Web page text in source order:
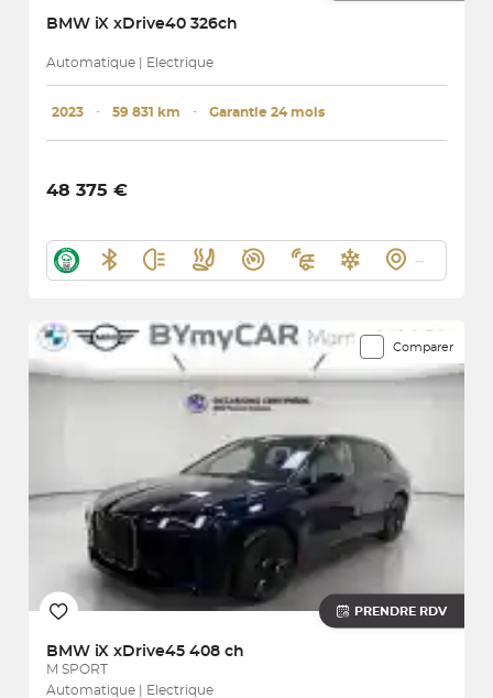
BMW iX xDrive40 326ch
Automatique | Electrique
2023 ･ 59 831 km ･ Garantie 24 mois
48 375 €
Comparer
PRENDRE RDV
BMW iX xDrive45 408 ch
M SPORT
Automatique | Electrique